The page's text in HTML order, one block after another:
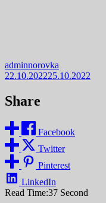
adminnorovka
22.10.202225.10.2022
Share
Facebook
Twitter
Pinterest
LinkedIn
Read Time:37 Second